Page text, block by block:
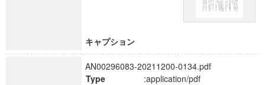
キャプション
AN00296083-20211200-0134.pdf
Type
:application/pdf